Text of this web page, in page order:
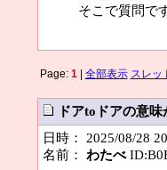
そこで質問で
Page: 1| 全部表示 スレッ
ドアtoドアの意
日時： 2025/08/28
名前： わたべ